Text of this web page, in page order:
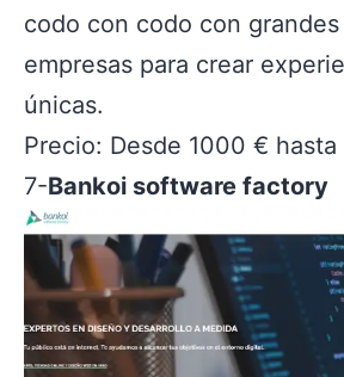
codo con codo con
empresas para crear
únicas.
Precio: Desde 1000 €
7-Bankoi software factory